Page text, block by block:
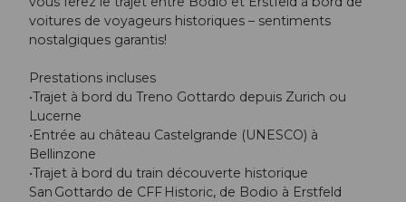
voitures de voyageurs historiques – sentiments
nostalgiques garantis!
Prestations incluses
•Trajet à bord du Treno Gottardo depuis Zurich ou
Lucerne
•Entrée au château Castelgrande (UNESCO) à
Bellinzone
•Trajet à bord du train découverte historique
San Gottardo de CFF Historic, de Bodio à Erstfeld